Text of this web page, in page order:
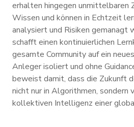
erhalten hingegen unmittelbaren
Wissen und können in Echtzeit
analysiert und Risiken gemanagt
schafft einen kontinuierlichen
gesamte Community auf ein
Anleger isoliert und ohne
beweist damit, dass die Zukunft
nicht nur in Algorithmen, sondern
kollektiven Intelligenz einer